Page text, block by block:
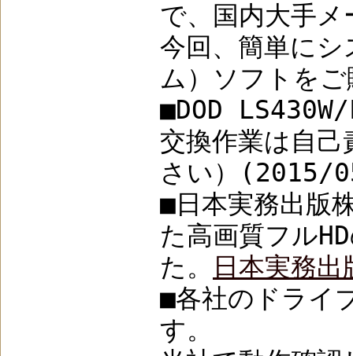
で、国内大手
今回、簡単に
ム）ソフトを
■DOD
交換作業は自
さい）(2015/
■日本実務出版
た高画質フル
た。
日本実務
■各社のドライ
す。